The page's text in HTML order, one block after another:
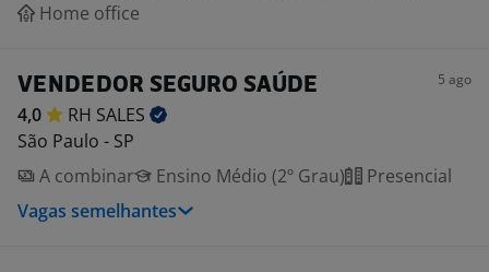
Home office
VENDEDOR SEGURO SAÚDE 5 ago
4,0 RH SALES
São Paulo - SP
A combinar
Ensino Médio (2º Grau)
Presencial
Vagas semelhantes